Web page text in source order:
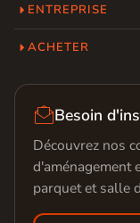
ENTREPRISE
ACHETER
Besoin
Découvrez nos
d'aménagement
parquet et salle